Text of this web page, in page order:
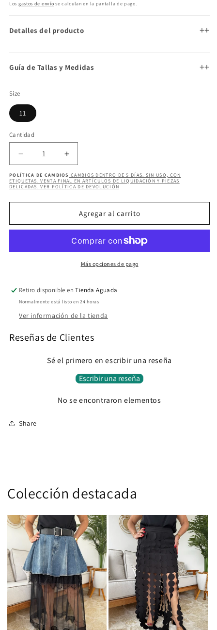
habitual
Los gastos de envío se calculan en la pantalla de pago.
Detalles del producto +
Guía de Tallas y Medidas +
Size
11
Cantidad
Cantidad
Reducir
cantidad
para
ALTAIR
Aumentar
cantidad
para
ALTAIR
BLING
PANTS
POLÍTICA DE CAMBIOS CAMBIOS DENTRO DE 5 DÍAS. SIN USO, CON
ETIQUETAS. VENTA FINAL EN ARTÍCULOS DE LIQUIDACIÓN Y PIEZAS
DELICADAS. VER POLÍTICA DE DEVOLUCIÓN
Agregar al carrito
Más opciones de pago
Retiro disponible enTienda Aguada
Normalmente está listo en 24 horas
Ver información de la tienda
Reseñas de Clientes
Sé el primero en escribir una reseña
Escribir una reseña
No se encontraron elementos
Share
Colección destacada